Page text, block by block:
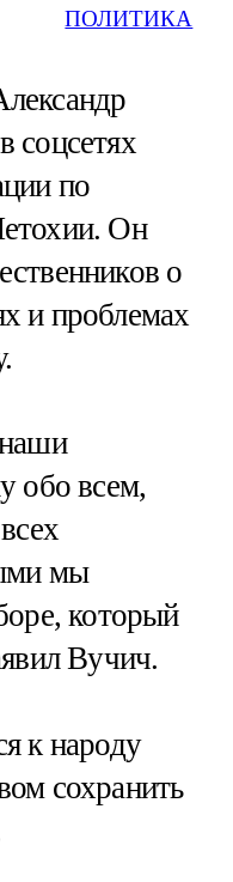
ПОЛИТИКА
соцсетях
по
Он
о
и проблемах
обо всем,
мы
который
Вучич.
к народу
сохранить